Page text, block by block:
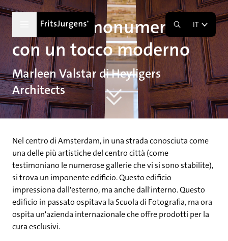
IT
Restauro monumentale
con un tocco moderno
Marleen Valstar di Heyligers
Architects
Nel centro di Amsterdam, in una strada conosciuta come
una delle più artistiche del centro città (come
testimoniano le numerose gallerie che vi si sono stabilite),
si trova un imponente edificio. Questo edificio
impressiona dall'esterno, ma anche dall'interno. Questo
edificio in passato ospitava la Scuola di Fotografia, ma ora
ospita un'azienda internazionale che offre prodotti per la
cura esclusivi.